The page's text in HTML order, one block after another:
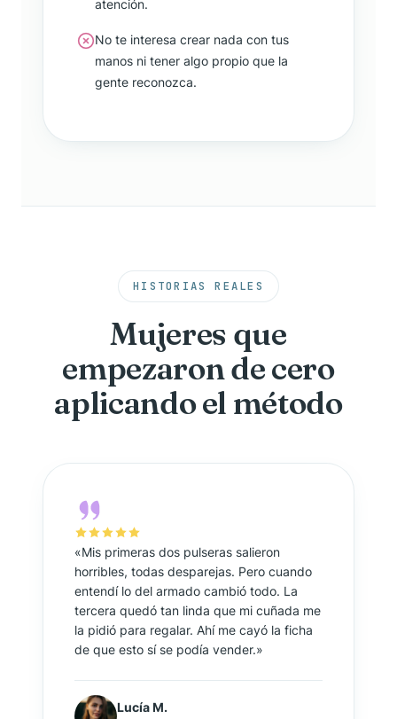
atención.
No te interesa crear nada con tus
manos ni tener algo propio que la
gente reconozca.
HISTORIAS REALES
Mujeres que
empezaron de cero
aplicando el método
«Mis primeras dos pulseras salieron
horribles, todas desparejas. Pero cuando
entendí lo del armado cambió todo. La
tercera quedó tan linda que mi cuñada me
la pidió para regalar. Ahí me cayó la ficha
de que esto sí se podía vender.»
Lucía M.